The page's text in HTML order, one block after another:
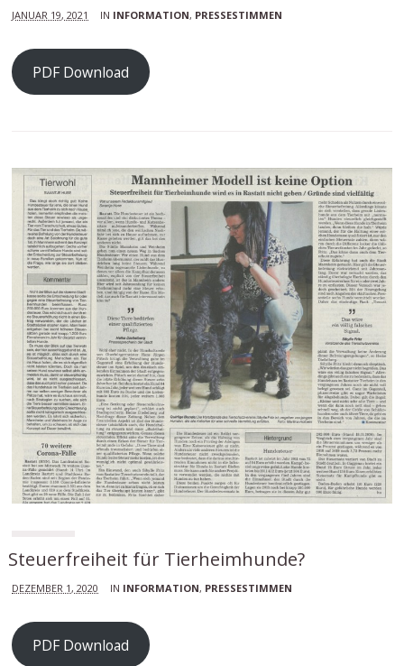
JANUAR 19, 2021 IN INFORMATION, PRESSESTIMMEN
PDF Download
Steuerfreiheit für Tierheimhunde?
DEZEMBER 1, 2020 IN INFORMATION, PRESSESTIMMEN
PDF Download